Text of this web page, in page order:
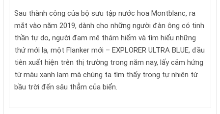
Sau thành công của bộ sưu tập nước hoa Montblanc, ra
mắt vào năm 2019, dành cho những người đàn ông có tinh
thần tự do, người đam mê thám hiểm và tìm hiểu những
thứ mới lạ, một Flanker mới – EXPLORER ULTRA BLUE, đầu
tiên xuất hiện trên thị trường trong năm nay, lấy cảm hứng
từ màu xanh lam mà chúng ta tìm thấy trong tự nhiên từ
bầu trời đến sâu thẳm của biển.